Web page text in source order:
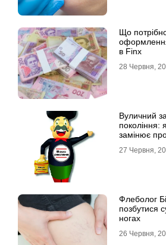
Що
в Finx
28 Червня,
Вуличний
покоління:
замінює
27 Червня,
Флеболог
позбутися
ногах
26 Червня,